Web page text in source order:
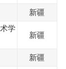
新疆
学
新疆
新疆